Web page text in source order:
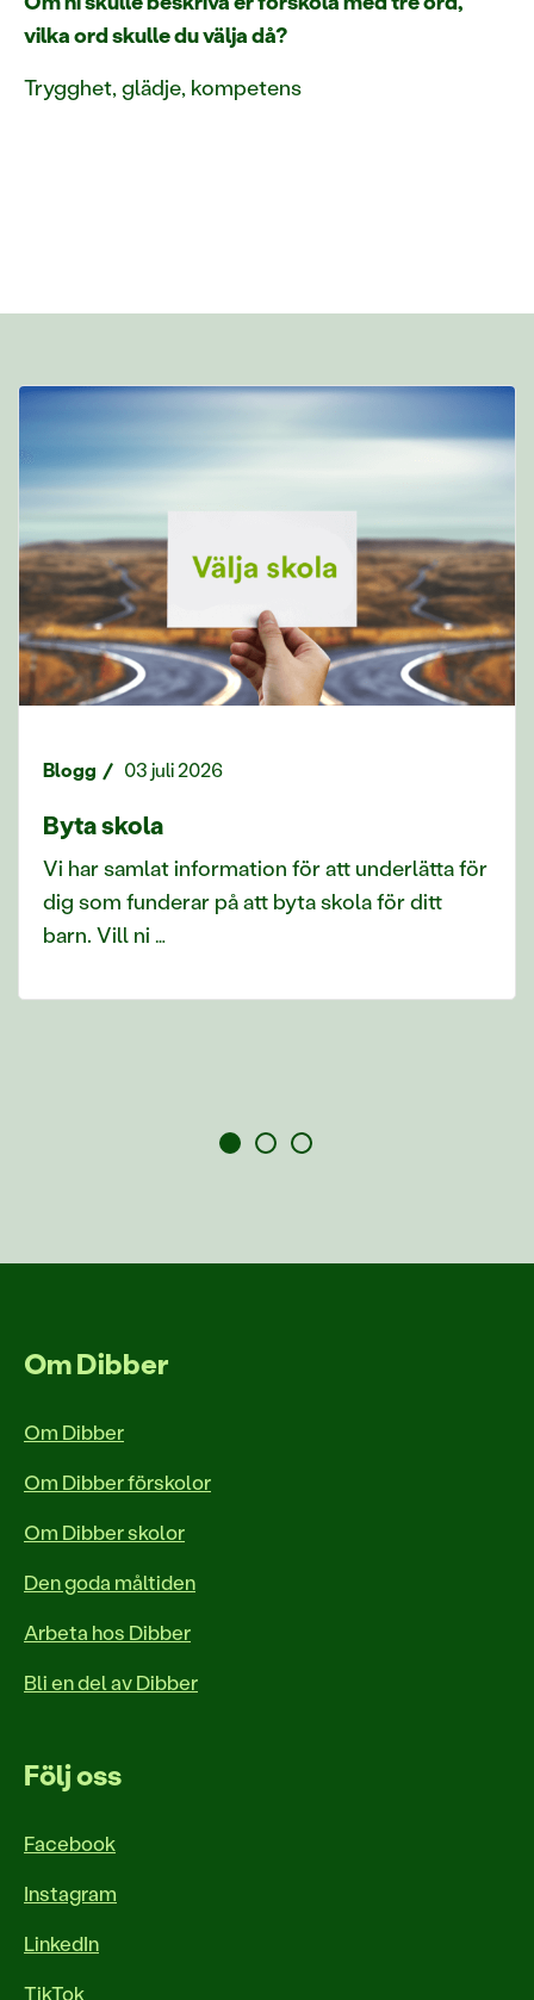
vilka ord skulle du välja då?
Trygghet, glädje, kompetens
Blogg 03 juli 2026
Byta skola
Vi har samlat information för att underlätta för
dig som funderar på att byta skola för ditt
barn. Vill ni …
Om Dibber
Om Dibber
Om Dibber förskolor
Om Dibber skolor
Den goda måltiden
Arbeta hos Dibber
Bli en del av Dibber
Följ oss
Facebook
Instagram
LinkedIn
TikTok